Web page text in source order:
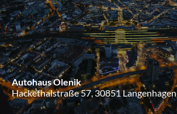
Autohaus Olenik
Hackethalstraße 57, 30851 Langenhagen